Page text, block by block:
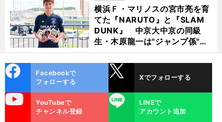
横浜Ｆ・マリノスの宮市亮を育
てた『NARUTO』と『SLAM
DUNK』 中京大中京の同級
生・木原龍一は"ジャンプ係"だ
った
ok
Facebookで
フォローする
Xでフォローする
YouTubeで
チャンネル登録
LINE
LINEで
アカウント追加